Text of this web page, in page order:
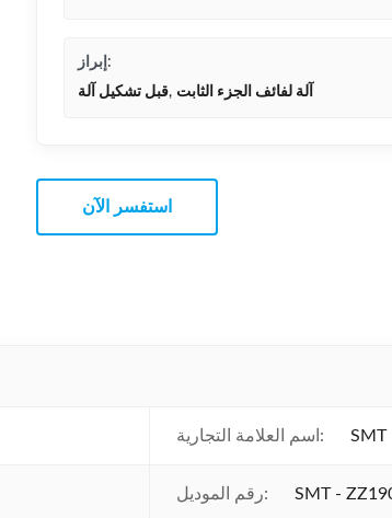
إبراز:
قبل تشكيل آلة, آلة لفائف الجزء الثابت
استفسر الآن
اسم العلامة التجارية: SMT
رقم الموديل: SMT -